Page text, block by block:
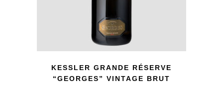
KESSLER GRANDE RÉSERVE
“GEORGES” VINTAGE BRUT